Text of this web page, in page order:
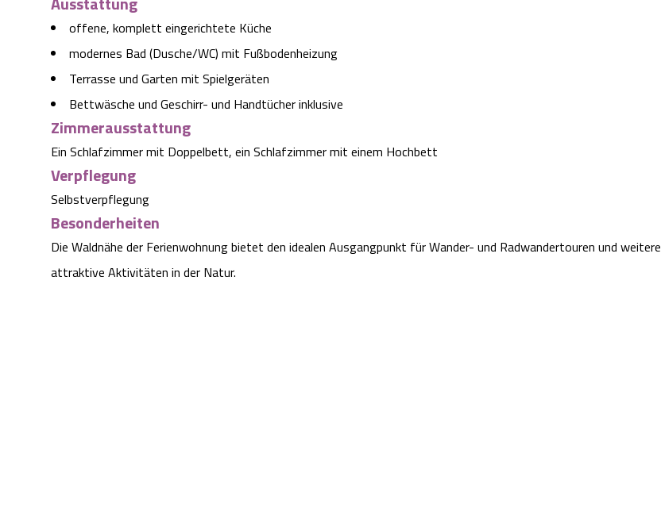
offene, komplett eingerichtete Küche
modernes Bad (Dusche/WC) mit Fußbodenheizung
Terrasse und Garten mit Spielgeräten
Bettwäsche und Geschirr- und Handtücher inklusive
Zimmerausstattung
Ein Schlafzimmer mit Doppelbett, ein Schlafzimmer mit einem Hochbett
Verpflegung
Selbstverpflegung
Besonderheiten
Die Waldnähe der Ferienwohnung bietet den idealen Ausgangpunkt für Wander- und Radwandertouren und weitere
attraktive Aktivitäten in der Natur.